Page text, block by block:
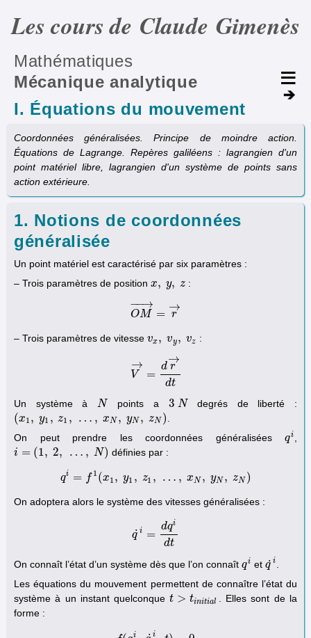
Les cours de Claude Gimenès
Mathématiques
Mécanique analytique
I. Équations du mouvement
Coordonnées généralisées. Principe de moindre action.
Équations de Lagrange. Repères galiléens : lagrangien d'un
point matériel libre, lagrangien d'un système de points sans
action extérieure.
1. Notions de coordonnées
généralisée
Un point matériel est caractérisé par six paramètres :
– Trois paramètres de position x, y, z
x, , z :
OM
−→
−
= r
→
OM→=r →
– Trois paramètres de vitesse vx, vy , vz
vx, vy, v z :
V
→
=
d r
→
dt
V→ =d r→dt
Un système à N
N points a 3 N
3 N degrés de liberté :
(x1 , y1 , z1 , … , xN , yN , zN )
(x1, 1, z 1, … xN N, zN)
On peut prendre les coordonnées généraliséesqi
qi
i = (1, 2, … , N)
i= (1 2, …, ) définies par :
qi = f 1 (x1 , y1 , z1 , … , xN , yN , zN )
qi=f1(x1 , y 1 z1, …, xN , yN, zN)
On adoptera alors le système des vitesses généralisées :
q
˙ i =
dqi
dt
q˙ i=d qidt
On connaît l’état d’un système dès que l’on connaît qi
qi et q
˙ i
q˙i.
Les équations du mouvement permettent de connaître l’état du
système à un instant quelconquet > tinitial
t>tin itial
. Elles sont de la
forme :
i i